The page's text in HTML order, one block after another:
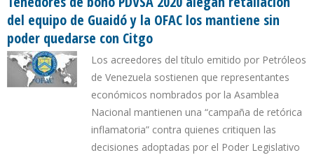
del equipo de Guaidó y la OFAC los mantiene sin
poder quedarse con Citgo
Los acreedores del título emitido por Petróleos
de Venezuela sostienen que representantes
económicos nombrados por la Asamblea
Nacional mantienen una “campaña de retórica
inflamatoria” contra quienes critiquen las
decisiones adoptadas por el Poder Legislativo